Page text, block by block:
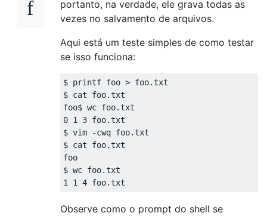
portanto, na verdade, ele grava todas as
vezes no salvamento de arquivos.
Aqui está um teste simples de como testar
se isso funciona:
$ printf foo > foo.txt
$ cat foo.txt
foo$ wc foo.txt
0 1 3 foo.txt
$ vim -cwq foo.txt
$ cat foo.txt
foo
$ wc foo.txt
Observe como o prompt do shell se